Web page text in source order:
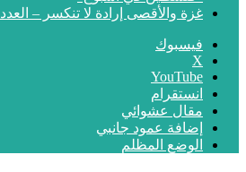
غزة والأقصى إرادة لا تنكسر – العدد 465
فيسبوك
‫X
‫YouTube
انستقرام
مقال عشوائي
إضافة عمود جانبي
الوضع المظلم